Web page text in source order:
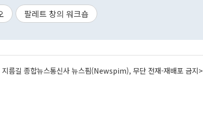
팔레트 창의 워크숍
름길 종합뉴스통신사 뉴스핌(Newspim), 무단 전재-재배포 금지>